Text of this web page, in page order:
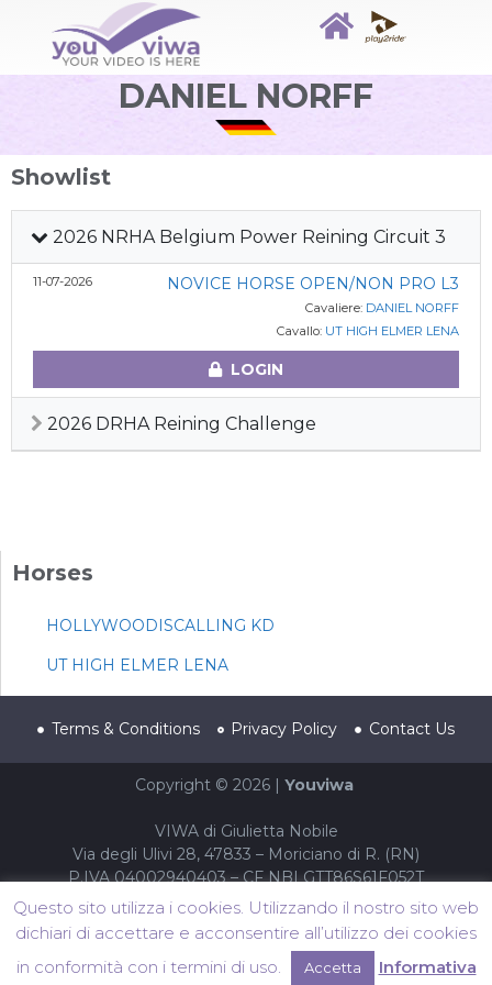
DANIEL NORFF
Showlist
2026 NRHA Belgium Power Reining Circuit 3
11-07-2026 NOVICE HORSE OPEN/NON PRO L3
Cavaliere: DANIEL NORFF
Cavallo: UT HIGH ELMER LENA
LOGIN
2026 DRHA Reining Challenge
Horses
HOLLYWOODISCALLING KD
UT HIGH ELMER LENA
Terms & Conditions Privacy Policy Contact Us
Copyright © 2026 | Youviwa
VIWA di Giulietta Nobile
Via degli Ulivi 28, 47833 – Moriciano di R. (RN)
P.IVA 04002940403 – CF NBLGTT86S61F052T
Questo sito utilizza i cookies. Utilizzando il nostro sito web
dichiari di accettare e acconsentire all’utilizzo dei cookies
in conformità con i termini di uso.
Accetta Informativa